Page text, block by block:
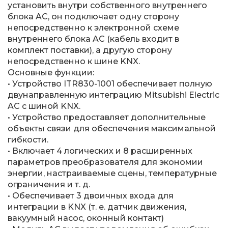
установить внутри собственного внутреннего
блока AC, он подключает одну сторону
непосредственно к электронной схеме
внутреннего блока AC (кабель входит в
комплект поставки), а другую сторону
непосредственно к шине KNX.
Основные функции:
• Устройство ITR830-1001 обеспечивает полную
двунаправленную интеграцию Mitsubishi Electric
AC с шиной KNX.
• Устройство предоставляет дополнительные
объекты связи для обеспечения максимальной
гибкости.
• Включает 4 логических и 8 расширенных
параметров преобразователя для экономии
энергии, настраиваемые сцены, температурные
ограничения и т. д.
• Обеспечивает 3 двоичных входа для
интеграции в KNX (т. е. датчик движения,
вакуумный насос, оконный контакт)